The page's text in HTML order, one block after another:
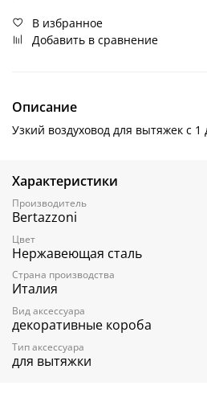
В избранное
Добавить в сравнение
Описание
Узкий воздуховод для вытяжек с 1
Характеристики
Производитель
Bertazzoni
Цвет
Нержавеющая сталь
Страна производства
Италия
Вид аксессуара
декоративные короба
Тип аксессуара
для вытяжки